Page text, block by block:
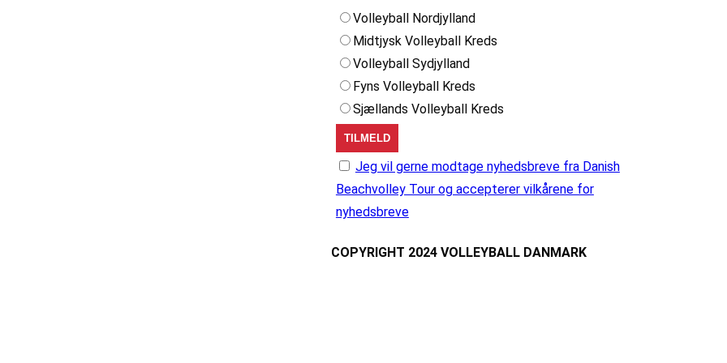
Volleyball Nordjylland
Midtjysk Volleyball Kreds
Volleyball Sydjylland
Fyns Volleyball Kreds
Sjællands Volleyball Kreds
Jeg vil gerne modtage nyhedsbreve fra Danish
Beachvolley Tour og accepterer vilkårene for
nyhedsbreve
COPYRIGHT 2024 VOLLEYBALL DANMARK